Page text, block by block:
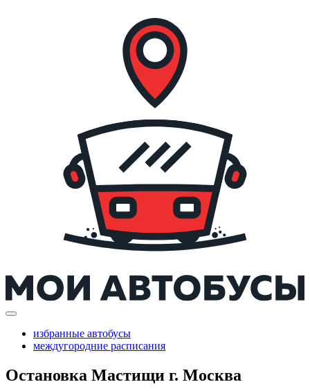
избранные автобусы
междугородние расписания
Остановка Мастищи г. Москва